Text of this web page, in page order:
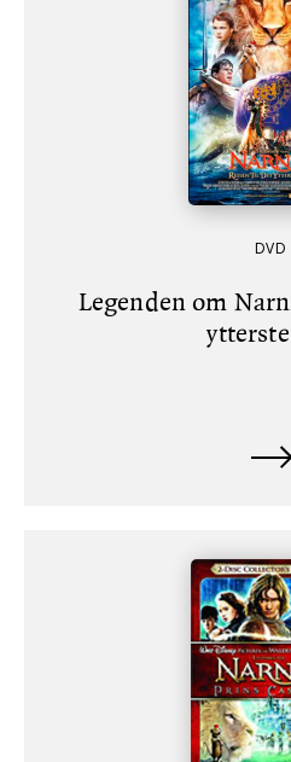
DVD
Legenden om